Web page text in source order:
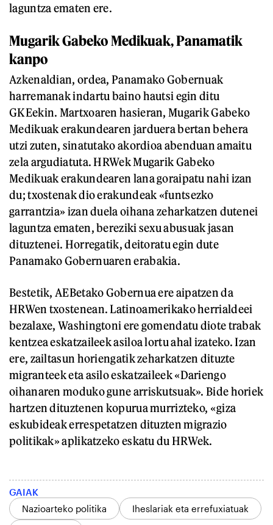
laguntza ematen ere.
Mugarik Gabeko Medikuak, Panamatik
kanpo
Azkenaldian, ordea, Panamako Gobernuak
harremanak indartu baino hautsi egin ditu
GKEekin. Martxoaren hasieran, Mugarik Gabeko
Medikuak erakundearen jarduera bertan behera
utzi zuten, sinatutako akordioa abenduan amaitu
zela argudiatuta. HRWek Mugarik Gabeko
Medikuak erakundearen lana goraipatu nahi izan
du; txostenak dio erakundeak «funtsezko
garrantzia» izan duela oihana zeharkatzen dutenei
laguntza ematen, bereziki sexu abusuak jasan
dituztenei. Horregatik, deitoratu egin dute
Panamako Gobernuaren erabakia.
Bestetik, AEBetako Gobernua ere aipatzen da
HRWen txostenean. Latinoamerikako herrialdeei
bezalaxe, Washingtoni ere gomendatu diote trabak
kentzea eskatzaileek asiloa lortu ahal izateko. Izan
ere, zailtasun horiengatik zeharkatzen dituzte
migranteek eta asilo eskatzaileek «Dariengo
oihanaren moduko gune arriskutsuak». Bide horiek
hartzen dituztenen kopurua murrizteko, «giza
eskubideak errespetatzen dituzten migrazio
politikak» aplikatzeko eskatu du HRWek.
GAIAK
Nazioarteko politika
Iheslariak eta errefuxiatuak